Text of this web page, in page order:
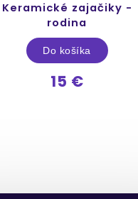
Keramické zajačiky -
rodina
15 €
Do košíka